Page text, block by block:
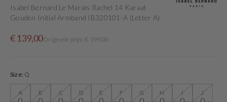
Isabel Bernard Le Marais Rachel 14 Karaat
Gouden Initial Armband IB320101-A (Letter A)
Sale
€ 139,00
OrigineleOriginele prijs: € 199,00
Size: Q
AVariantBVariantCVariantDVariantEVariantFVariantGVariantHVariant IVariantJVariant